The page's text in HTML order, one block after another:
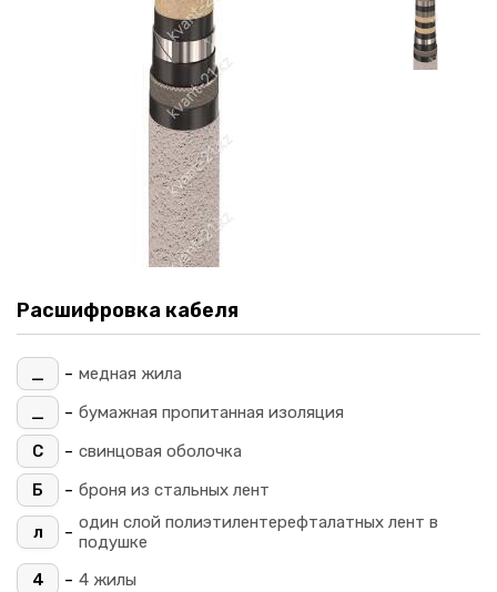
Расшифровка кабеля
_ - медная жила
_
- бумажная пропитанная изоляция
С
- свинцовая оболочка
Б
- броня из стальных лент
л - один слой полиэтилентерефталатных лент в
подушке
4
- 4 жилы